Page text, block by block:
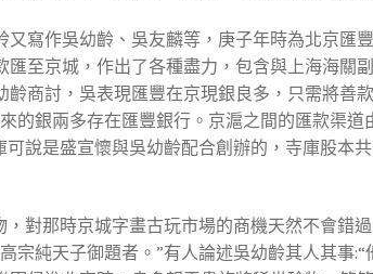
寫作吳幼齡、吳友麟等，庚子年時為北京匯
至京城，作出了各種盡力，包含與上海海關
商討，吳表現匯豐在京現銀良多，只需將善
的銀兩多存在匯豐銀行。京滬之間的匯款渠
說是盛宣懷與吳幼齡配合創辦的，寺庫股本
對那時京城字畫古玩市場的商機天然不會錯
宗純天子御題者。”有人論述吳幼齡其人其事